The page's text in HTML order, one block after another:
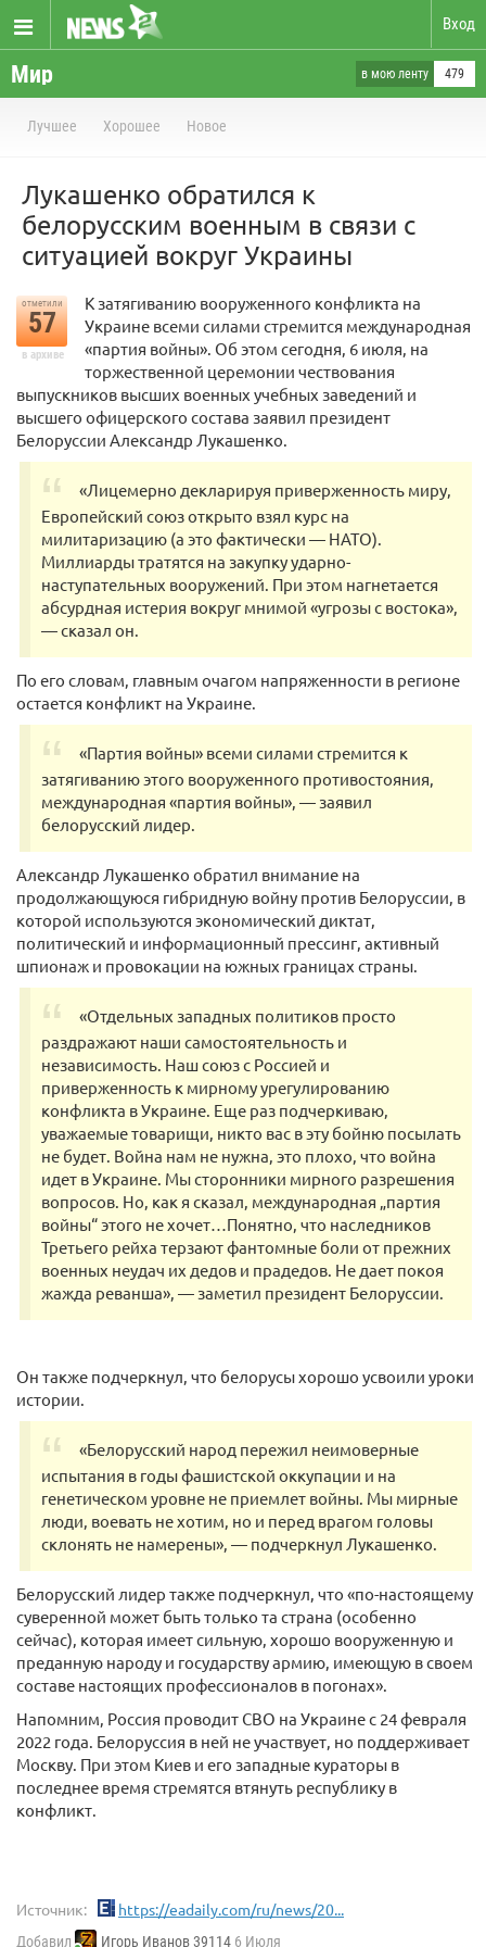
Вход
Мир в мою ленту 479
Лучшее Хорошее Новое
Лукашенко обратился к
белорусским военным в связи с
ситуацией вокруг Украины
отметили
57
в архиве
К затягиванию вооруженного конфликта на
Украине всеми силами стремится международная
«партия войны». Об этом сегодня, 6 июля, на
торжественной церемонии чествования
выпускников высших военных учебных заведений и
высшего офицерского состава заявил президент
Белоруссии Александр Лукашенко.
«Лицемерно декларируя приверженность миру,
Европейский союз открыто взял курс на
милитаризацию (а это фактически — НАТО).
Миллиарды тратятся на закупку ударно-
наступательных вооружений. При этом нагнетается
абсурдная истерия вокруг мнимой «угрозы с востока»,
— сказал он.
По его словам, главным очагом напряженности в регионе
остается конфликт на Украине.
«Партия войны» всеми силами стремится к
затягиванию этого вооруженного противостояния,
международная «партия войны», — заявил
белорусский лидер.
Александр Лукашенко обратил внимание на
продолжающуюся гибридную войну против Белоруссии, в
которой используются экономический диктат,
политический и информационный прессинг, активный
шпионаж и провокации на южных границах страны.
«Отдельных западных политиков просто
раздражают наши самостоятельность и
независимость. Наш союз с Россией и
приверженность к мирному урегулированию
конфликта в Украине. Еще раз подчеркиваю,
уважаемые товарищи, никто вас в эту бойню посылать
не будет. Война нам не нужна, это плохо, что война
идет в Украине. Мы сторонники мирного разрешения
вопросов. Но, как я сказал, международная „партия
войны“ этого не хочет…Понятно, что наследников
Третьего рейха терзают фантомные боли от прежних
военных неудач их дедов и прадедов. Не дает покоя
жажда реванша», — заметил президент Белоруссии.
Он также подчеркнул, что белорусы хорошо усвоили уроки
истории.
«Белорусский народ пережил неимоверные
испытания в годы фашистской оккупации и на
генетическом уровне не приемлет войны. Мы мирные
люди, воевать не хотим, но и перед врагом головы
склонять не намерены», — подчеркнул Лукашенко.
Белорусский лидер также подчеркнул, что «по-настоящему
суверенной может быть только та страна (особенно
сейчас), которая имеет сильную, хорошо вооруженную и
преданную народу и государству армию, имеющую в своем
составе настоящих профессионалов в погонах».
Напомним, Россия проводит СВО на Украине с 24 февраля
2022 года. Белоруссия в ней не участвует, но поддерживает
Москву. При этом Киев и его западные кураторы в
последнее время стремятся втянуть республику в
конфликт.
Источник: https://eadaily.com/ru/news/20...
Добавил Игорь Иванов 39114 6 Июля